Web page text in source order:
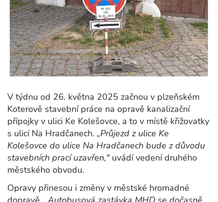
V týdnu od 26. května 2025 začnou v plzeňském
Koterově stavební práce na opravě kanalizační
přípojky v ulici Ke Kolešovce, a to v místě křižovatky
s ulicí Na Hradčanech. „Průjezd z ulice Ke
Kolešovce do ulice Na Hradčanech bude z důvodu
stavebních prací uzavřen," uvádí vedení druhého
městského obvodu.
Opravy přinesou i změny v městské hromadné